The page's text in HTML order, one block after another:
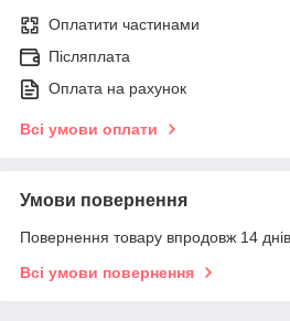
Оплатити частинами
Післяплата
Оплата на рахунок
Всі умови оплати
Умови повернення
Повернення товару впродовж 14
Всі умови повернення